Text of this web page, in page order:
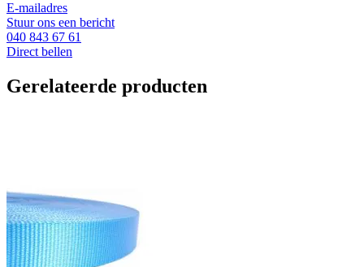
E-mailadres
Stuur ons een bericht
040 843 67 61
Direct bellen
Gerelateerde producten